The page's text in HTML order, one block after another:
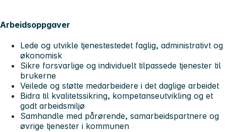
Arbeidsoppgaver
Lede og utvikle tjenestestedet faglig, administrativt og
økonomisk
Sikre forsvarlige og individuelt tilpassede tjenester til
brukerne
Veilede og støtte medarbeidere i det daglige arbeidet
Bidra til kvalitetssikring, kompetanseutvikling og et
godt arbeidsmiljø
Samhandle med pårørende, samarbeidspartnere og
øvrige tjenester i kommunen